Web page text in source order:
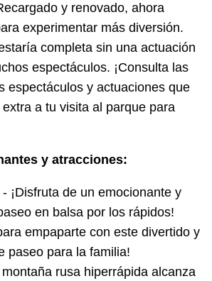
y renovado, ahora
experimentar más diversión.
completa sin una actuación
espectáculos. ¡Consulta las
espectáculos y actuaciones que
a tu visita al parque para
y atracciones:
¡Disfruta de un emocionante y
en balsa por los rápidos!
empaparte con este divertido y
paseo para la familia!
montaña rusa hiperrápida alcanza